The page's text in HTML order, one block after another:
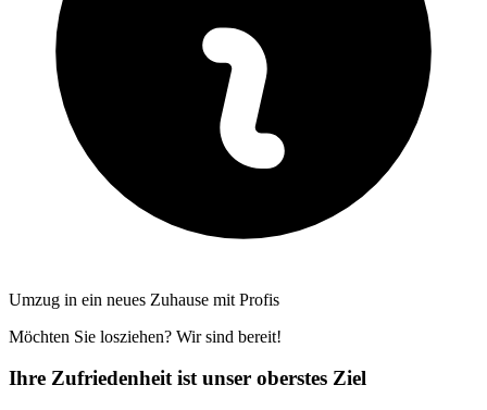
Umzug in ein neues Zuhause mit Profis
Möchten Sie losziehen? Wir sind bereit!
Ihre Zufriedenheit ist unser oberstes Ziel